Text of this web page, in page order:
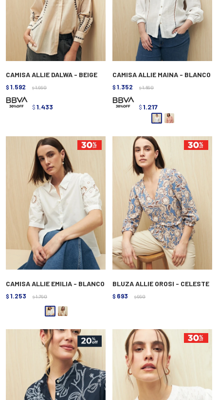
CAMISA ALLIE DALWA - BEIGE
$ 1.592 $ 1.990
$ 1.433
CAMISA ALLIE MAINA - BLANCO
$ 1.352 $ 1.690
$ 1.217
CAMISA ALLIE EMILIA - BLANCO
$ 1.253 $ 1.790
BLUZA ALLIE OROSI - CELESTE
$ 693 $ 990